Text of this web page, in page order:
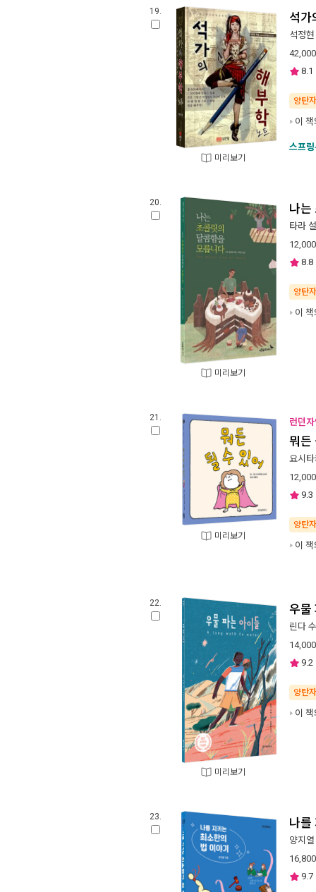
19.
미리보기
석가
석정현
42,000
8.1
양탄
이
스프
20.
미리보기
나는
타라
12,000
8.8
양탄
이
21.
미리보기
런던
뭐든
요시
12,000
9.3
양탄
이
22.
미리보기
우물
린다
14,000
9.2
양탄
이
23. 나를
양지열
16,800
9.7